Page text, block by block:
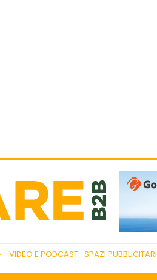
VIDEO E PODCAST SPAZI PUBBLICITARI